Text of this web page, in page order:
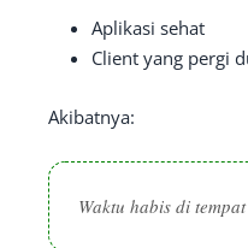
Aplikasi sehat
Client yang pergi
Akibatnya:
Waktu habis di